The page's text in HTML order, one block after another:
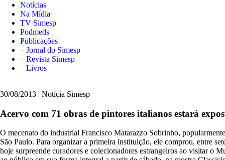
Notícias
Na Mídia
TV Simesp
Podmeds
Publicações
– Jornal do Simesp
– Revista Simesp
– Livros
30/08/2013 | Notícia Simesp
Acervo com 71 obras de pintores italianos estará
O mecenato do industrial Francisco Matarazzo Sobrinho,
São Paulo. Para organizar a primeira instituição, ele comprou, entre
hoje surpreende curadores e colecionadores estrangeiros ao visitar o